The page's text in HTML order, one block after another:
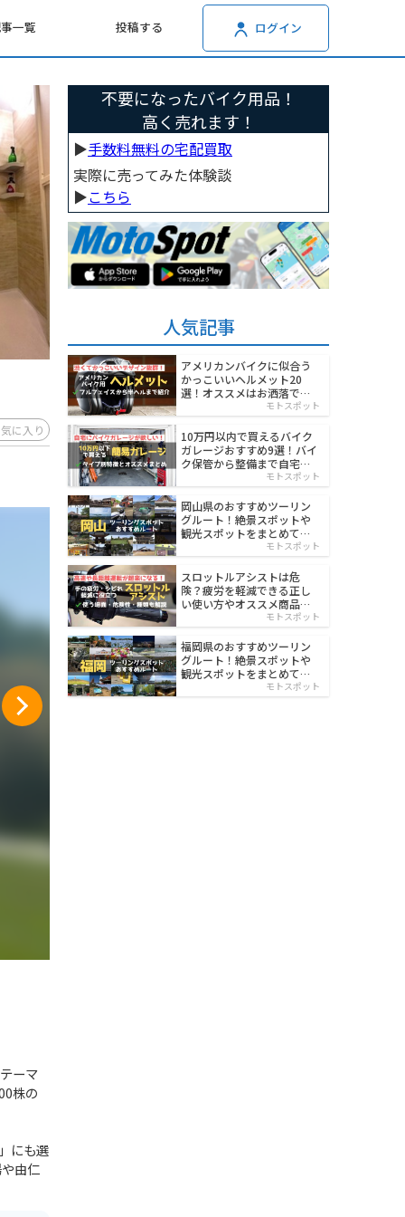
一覧 投稿する ログイン
に入り
ーマ
株の
にも選
由仁
不要になったバイク用品！
高く売れます！
▶︎手数料無料の宅配買取
実際に売ってみた体験談
▶︎こちら
人気記事
アメリカンバイクに似合う
かっこいいヘルメット20
選！オススメはお洒落でワ
モトスポット
10万円以内で買えるバイク
ガレージおすすめ9選！バイ
ク保管から整備まで自宅で
モトスポット
岡山県のおすすめツーリン
グルート！絶景スポットや
観光スポットをまとめて紹
モトスポット
スロットルアシストは危
険？疲労を軽減できる正し
い使い方やオススメ商品を
モトスポット
福岡県のおすすめツーリン
グルート！絶景スポットや
観光スポットをまとめて紹
モトスポット